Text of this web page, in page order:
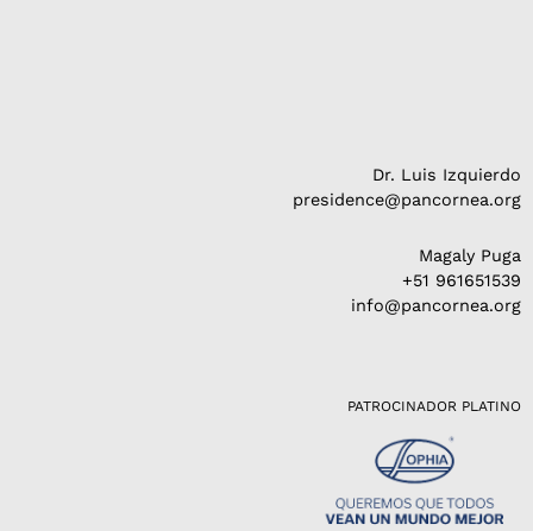
Dr. Luis Izquierdo
presidence@pancornea.org
Magaly Puga
+51 961651539
info@pancornea.org
PATROCINADOR PLATINO